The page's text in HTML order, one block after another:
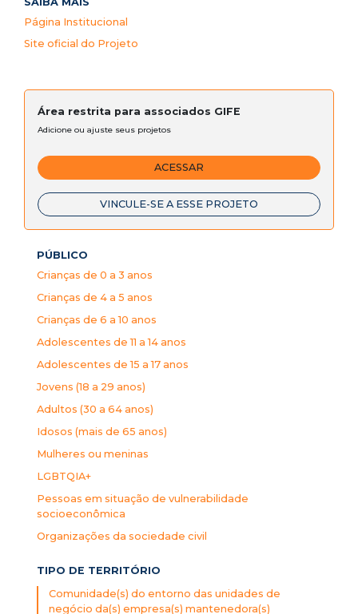
Página Institucional
Site oficial do Projeto
Área restrita para associados GIFE
Adicione ou ajuste seus projetos
ACESSAR
VINCULE-SE A ESSE PROJETO
PÚBLICO
Crianças de 0 a 3 anos
Crianças de 4 a 5 anos
Crianças de 6 a 10 anos
Adolescentes de 11 a 14 anos
Adolescentes de 15 a 17 anos
Jovens (18 a 29 anos)
Adultos (30 a 64 anos)
Idosos (mais de 65 anos)
Mulheres ou meninas
LGBTQIA+
Pessoas em situação de vulnerabilidade
socioeconômica
Organizações da sociedade civil
TIPO DE TERRITÓRIO
Comunidade(s) do entorno das unidades de
negócio da(s) empresa(s) mantenedora(s)